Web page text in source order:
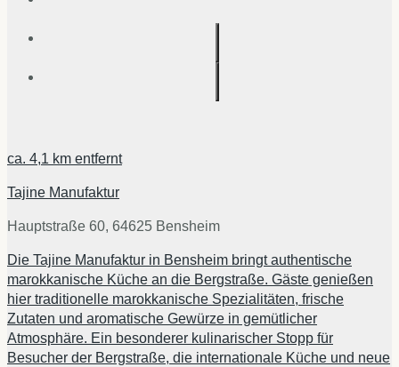
ca. 4,1 km entfernt
Tajine Manufaktur
Hauptstraße 60, 64625 Bensheim
Die Tajine Manufaktur in Bensheim bringt authentische
marokkanische Küche an die Bergstraße. Gäste genießen
hier traditionelle marokkanische Spezialitäten, frische
Zutaten und aromatische Gewürze in gemütlicher
Atmosphäre. Ein besonderer kulinarischer Stopp für
Besucher der Bergstraße, die internationale Küche und neue